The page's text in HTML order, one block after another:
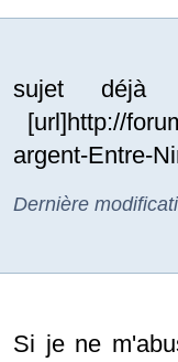
sujet déjà
[url]http://
argent-Entre-
Dernière
Si je ne